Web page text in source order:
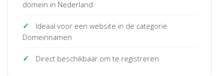
domein in Nederland
✓
Ideaal voor een website in de categorie
Domeinnamen
✓ Direct beschikbaar om te registreren